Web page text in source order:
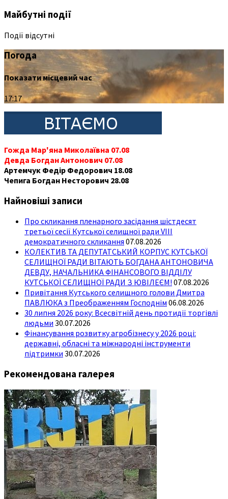
Майбутні події
Події відсутні
Погода
Показати місцевий час
17:17
Гожда Мар'яна Миколаївна 07.08
Девда Богдан Антонович 07.08
Артемчук Федір Федорович 18.08
Чепига Богдан Несторович 28.08
Найновіші записи
Про скликання пленарного засідання шістдесят
третьої сесії Кутської селищної ради VIII
демократичного скликання 07.08.2026
КОЛЕКТИВ ТА ДЕПУТАТСЬКИЙ КОРПУС КУТСЬКОЇ
СЕЛИЩНОЇ РАДИ ВІТАЮТЬ БОГДАНА АНТОНОВИЧА
ДЕВДУ, НАЧАЛЬНИКА ФІНАНСОВОГО ВІДДІЛУ
КУТСЬКОЇ СЕЛИЩНОЇ РАДИ З ЮВІЛЕЄМ! 07.08.2026
Привітання Кутського селищного голови Дмитра
ПАВЛЮКА з Преображенням Господнім 06.08.2026
30 липня 2026 року: Всесвітній день протидії торгівлі
людьми 30.07.2026
Фінансування розвитку агробізнесу у 2026 році:
державні, обласні та міжнародні інструменти
підтримки 30.07.2026
Рекомендована галерея